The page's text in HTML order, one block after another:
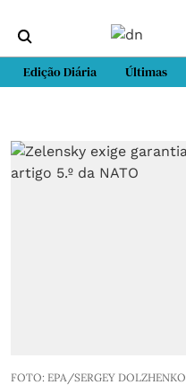
Edição Diária Últimas
FOTO: EPA/SERGEY DOLZHENKO